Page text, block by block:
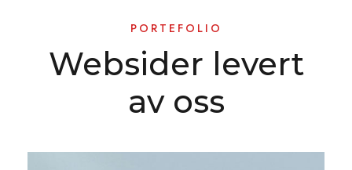
PORTEFOLIO
Websider levert
av oss